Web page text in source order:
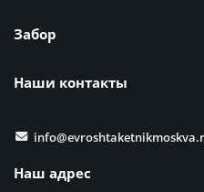
Забор
Наши контакты
Наш адрес